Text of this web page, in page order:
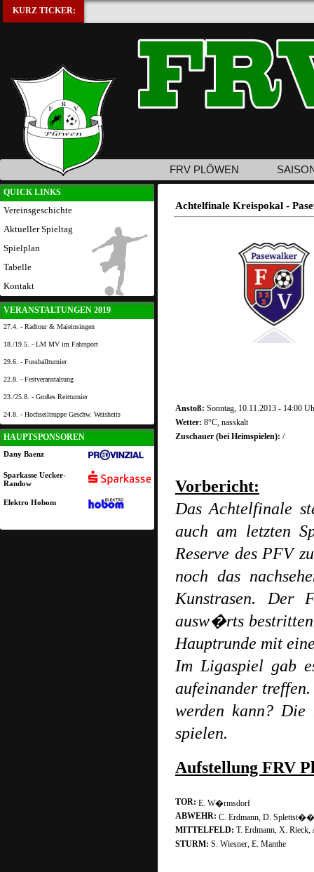
KURZ TICKER:
FRV PLÖWEN
QUICK LINKS
Vereinsgeschichte
Aktueller Spieltag
Spielplan
Tabelle
Kontakt
VERANSTALTUNGEN 2019
27.4. - Radtour & Maieinsingen
18./19.5. - LM MV im Fahrsport
29.6. - Fussballturnier
22.8. - Festveranstaltung
23./25.8. - Großes Reitturnier
24.8. - Hochseiltruppe Geschw. Weisheits
HAUPTSPONSOREN
Dany Baenz
Sparkasse Uecker-
Randow
Elektro Hobom
Achtelfinale Kreispokal -
Anstoß: Sonntag, 10.11.2013 - 14:00
Wetter: 8°C, nasskalt
Zuschauer (bei Heimspielen): /
Vorbericht:
Das Achtelfinale
auch am letzten
Reserve des PFV
noch das
Kunstrasen. Der
ausw�rts
Hauptrunde mit
Im Ligaspiel gab
aufeinander
werden kann?
spielen.
Aufstellung FRV
TOR: E. W�rmsdorf
ABWEHR: C. Erdmann, D.
MITTELFELD: T. Erdmann, X.
STURM: S. Wiesner, E. Manthe